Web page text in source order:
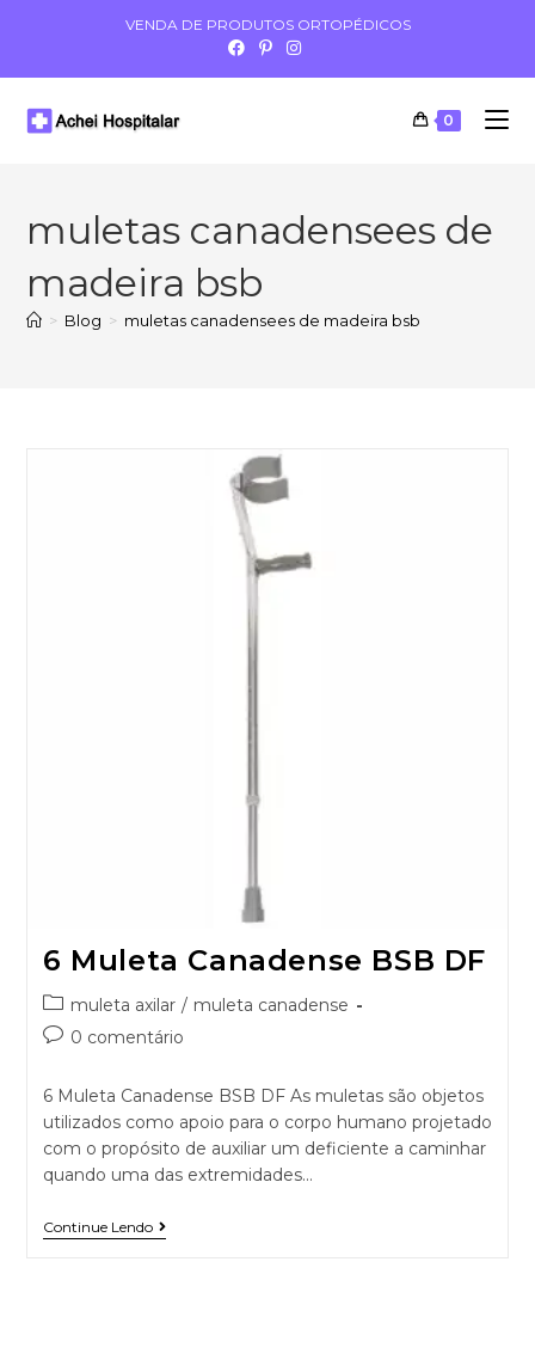
VENDA DE PRODUTOS ORTOPÉDICOS
0
muletas canadensees de
madeira bsb
> Blog > muletas canadensees de madeira bsb
6 Muleta Canadense BSB DF
muleta axilar / muleta canadense
0 comentário
6 Muleta Canadense BSB DF As muletas são objetos
utilizados como apoio para o corpo humano projetado
com o propósito de auxiliar um deficiente a caminhar
quando uma das extremidades…
Continue Lendo